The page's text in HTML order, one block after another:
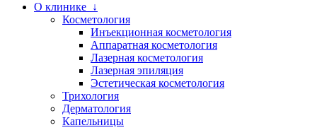
О клинике ↓
Косметология
Инъекционная косметология
Аппаратная косметология
Лазерная косметология
Лазерная эпиляция
Эстетическая косметология
Трихология
Дерматология
Капельницы